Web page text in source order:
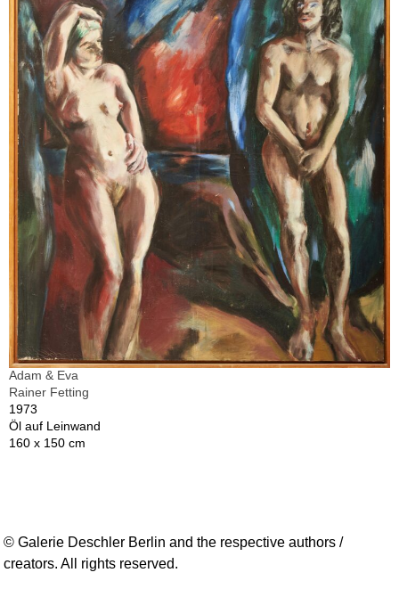
Adam & Eva
Rainer Fetting
1973
Öl auf Leinwand
160 x 150 cm
© Galerie Deschler Berlin and the respective authors /
creators. All rights reserved.